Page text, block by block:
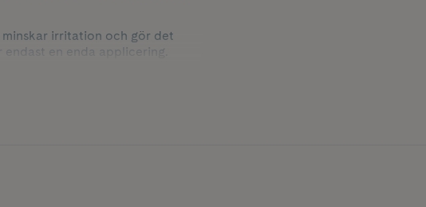
irritation och gör det
en enda applicering.